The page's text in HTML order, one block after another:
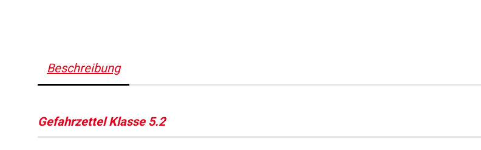
Beschreibung
Gefahrzettel Klasse 5.2